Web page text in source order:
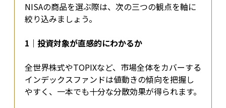
NISAの商品を選ぶ際は、次の三つの観点を軸に
絞り込みましょう。
1｜投資対象が直感的にわかるか
全世界株式やTOPIXなど、市場全体をカバーする
インデックスファンドは値動きの傾向を把握し
やすく、一本でも十分な分散効果が得られます。